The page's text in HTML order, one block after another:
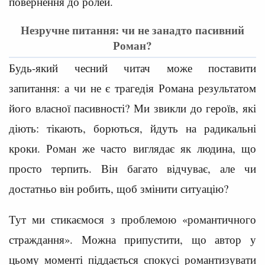
Незручне питання: чи не занадто пасивний
Роман?
Будь-який чесний читач може поставити
запитання: а чи не є трагедія Романа результатом
його власної пасивності? Ми звикли до героїв, які
діють: тікають, борються, йдуть на радикальні
кроки. Роман же часто виглядає як людина, що
просто терпить. Він багато відчуває, але чи
достатньо він робить, щоб змінити ситуацію?
Тут ми стикаємося з проблемою «романтичного
страждання». Можна припустити, що автор у
цьому моменті піддається спокусі романтизувати